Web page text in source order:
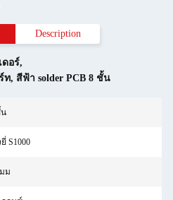
Description
ดอร์,
ท, สีฟ้า solder PCB 8 ชั้น
ยี่ S1000
ม